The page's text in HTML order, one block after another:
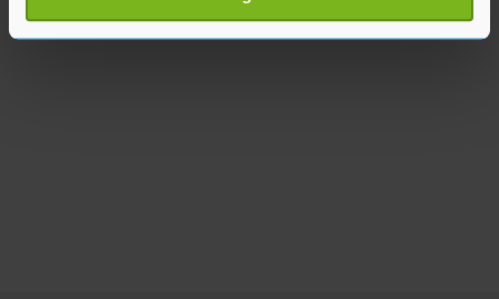
verwerkt en stel uw voorkeuren in het
U kunt uw toestemming op elk moment wijzigen of